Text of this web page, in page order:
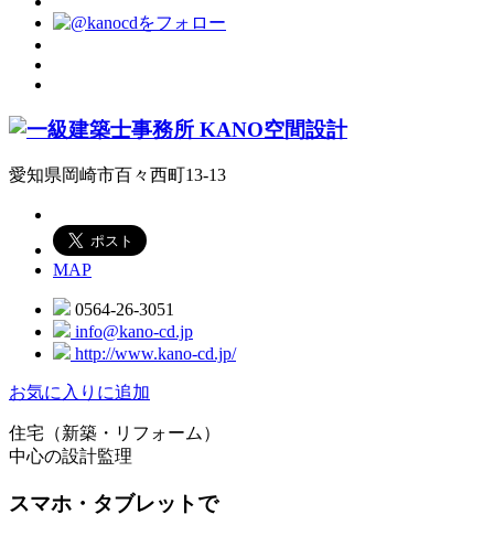
愛知県岡崎市百々西町13-13
MAP
0564-26-3051
info@kano-cd.jp
http://www.kano-cd.jp/
お気に入りに追加
住宅（新築・リフォーム）
中心の設計監理
スマホ・タブレットで